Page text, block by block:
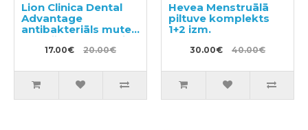
Lion Clinica Dental
Advantage
antibakteriāls mutes
skalošanas līdzeklis
ar citrusu garšu, bez
17.00€ 20.00€
Hevea Menstruālā
piltuve komplekts
1+2 izm.
30.00€ 40.00€